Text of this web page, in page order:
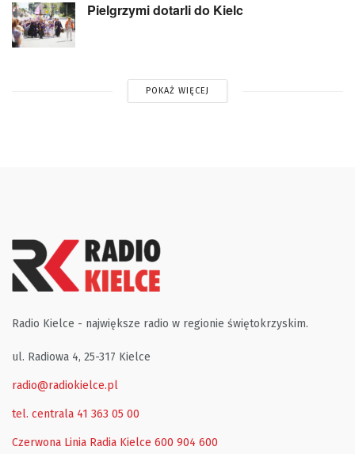
Pielgrzymi dotarli do Kielc
POKAŻ WIĘCEJ
Radio Kielce - największe radio w regionie świętokrzyskim.
ul. Radiowa 4, 25-317 Kielce
radio@radiokielce.pl
tel. centrala 41 363 05 00
Czerwona Linia Radia Kielce 600 904 600